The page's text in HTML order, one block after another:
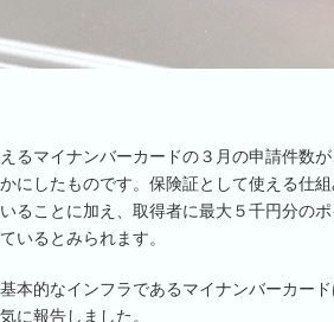
るマイナンバーカードの３月の申請件数
にしたものです。保険証として使える仕
ることに加え、取得者に最大５千円分の
いるとみられます。
本的なインフラであるマイナンバーカー
に報告しました。